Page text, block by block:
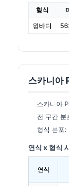
형식
윙바디
스카니아
스카니아
전 구간
형식 분포
연식 x 형식
연식